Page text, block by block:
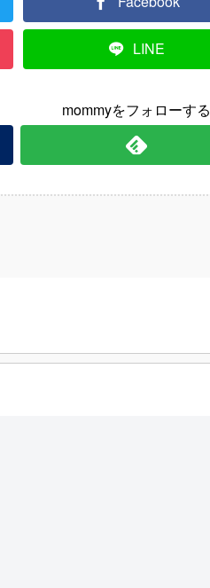
LINE
mommyをフォローする